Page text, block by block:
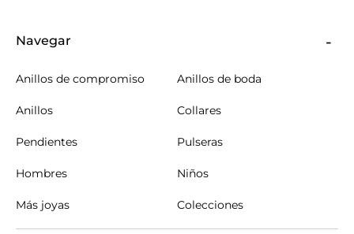
Navegar
Anillos de compromiso Anillos de boda
Anillos Collares
Pendientes Pulseras
Hombres Niños
Más joyas Colecciones